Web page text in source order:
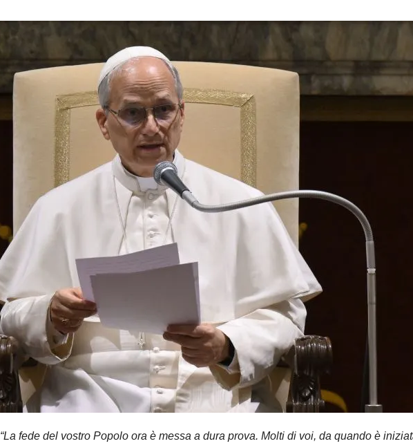
“La fede del vostro Popolo ora è messa a dura prova. Molti di voi, da quando è